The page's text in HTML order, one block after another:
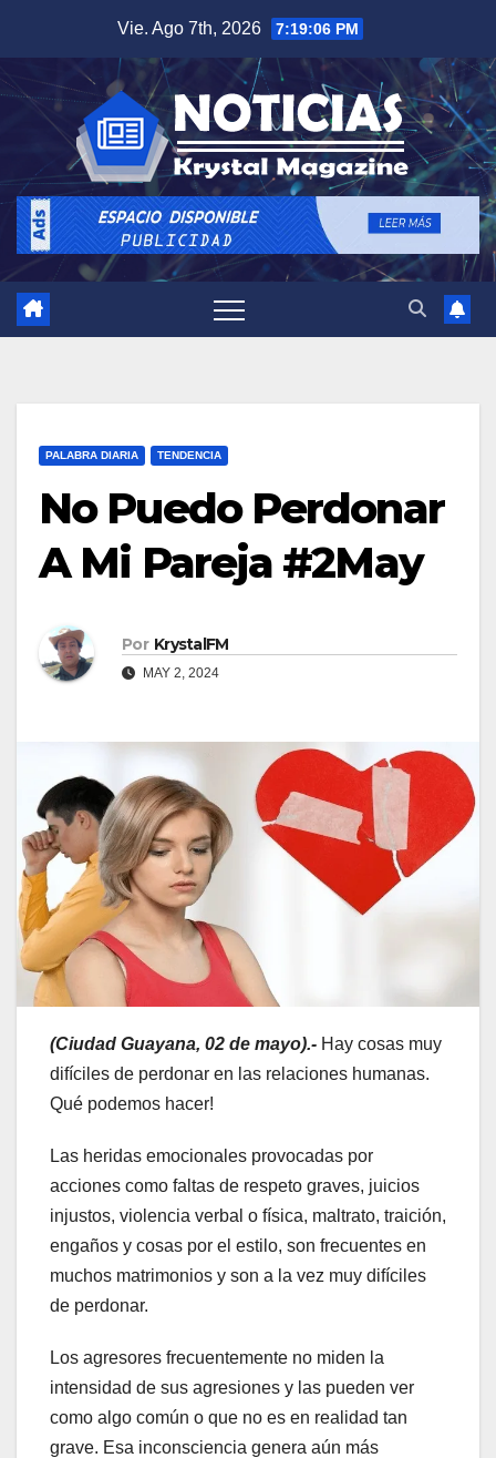
contenido
Vie. Ago 7th, 2026 7:19:07 PM
PALABRA DIARIA TENDENCIA
No Puedo Perdonar
A Mi Pareja #2May
Por KrystalFM
MAY 2, 2024
(Ciudad Guayana, 02 de mayo).- Hay cosas muy
difíciles de perdonar en las relaciones humanas.
Qué podemos hacer!
Las heridas emocionales provocadas por
acciones como faltas de respeto graves, juicios
injustos, violencia verbal o física, maltrato, traición,
engaños y cosas por el estilo, son frecuentes en
muchos matrimonios y son a la vez muy difíciles
de perdonar.
Los agresores frecuentemente no miden la
intensidad de sus agresiones y las pueden ver
como algo común o que no es en realidad tan
grave. Esa inconsciencia genera aún más